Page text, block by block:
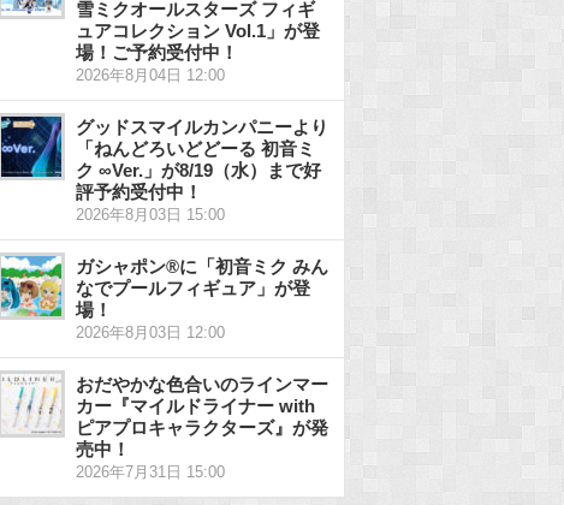
雪ミクオールスターズ フィギ
ュアコレクション Vol.1」が登
場！ご予約受付中！
2026年8月04日 12:00
グッドスマイルカンパニーより
「ねんどろいどどーる 初音ミ
ク ∞Ver.」が8/19（水）まで好
評予約受付中！
2026年8月03日 15:00
ガシャポン®に「初音ミク みん
なでプールフィギュア」が登
場！
2026年8月03日 12:00
おだやかな色合いのラインマー
カー『マイルドライナー with
ピアプロキャラクターズ』が発
売中！
2026年7月31日 15:00